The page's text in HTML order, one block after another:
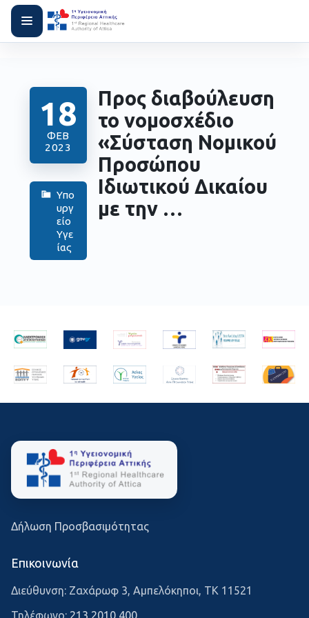
18
ΦΕΒ
2023
Υπο
υργ
είο
Υγε
ίας
Προς διαβούλευση
το νομοσχέδιο
«Σύσταση Νομικού
Προσώπου
Ιδιωτικού Δικαίου
με την …
Δήλωση Προσβασιμότητας
Επικοινωνία
Διεύθυνση: Ζαχάρωφ 3, Αμπελόκηποι, ΤΚ 11521
Τηλέφωνο: 213 2010 400